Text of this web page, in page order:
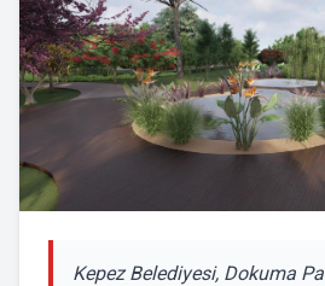
Kepez Belediyesi, Dokuma